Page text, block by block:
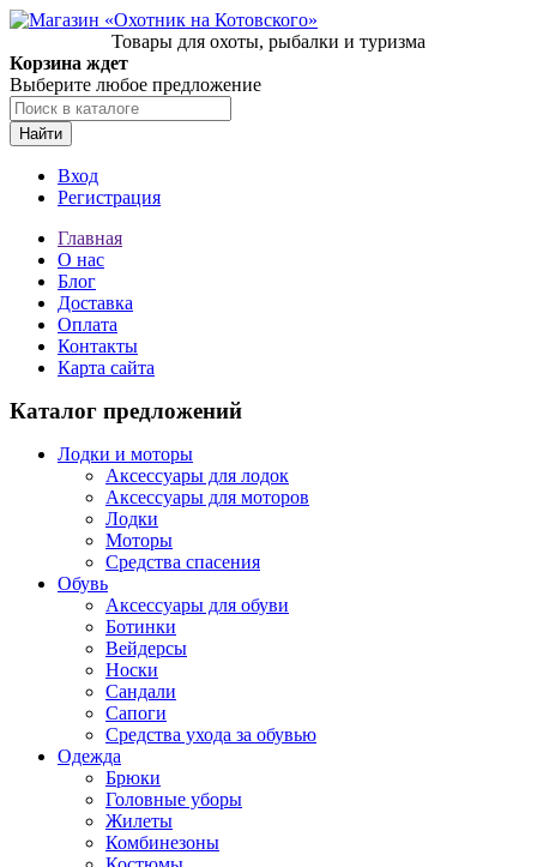
Товары для охоты, рыбалки и туризма
Корзина ждет
Выберите любое предложение
Найти
Вход
Регистрация
Главная
О нас
Блог
Доставка
Оплата
Контакты
Карта сайта
Каталог предложений
Лодки и моторы
Аксессуары для лодок
Аксессуары для моторов
Лодки
Моторы
Средства спасения
Обувь
Аксессуары для обуви
Ботинки
Вейдерсы
Носки
Сандали
Сапоги
Средства ухода за обувью
Одежда
Брюки
Головные уборы
Жилеты
Комбинезоны